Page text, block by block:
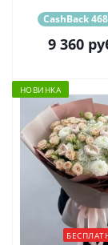
CashBack
9 360
НОВИНКА